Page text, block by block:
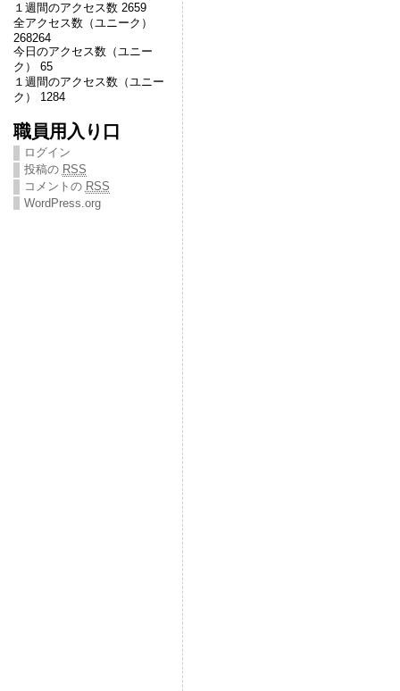
１週間のアクセス数 2659
全アクセス数（ユニーク）
268264
今日のアクセス数（ユニー
ク） 65
１週間のアクセス数（ユニー
ク） 1284
職員用入り口
ログイン
投稿の RSS
コメントの RSS
WordPress.org